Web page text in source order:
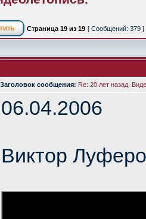
Страница 19 из 19 [ Сообщений: 379 ]
Заголовок сообщения: Re: 20 лет назад.
06.04.2006
Виктор